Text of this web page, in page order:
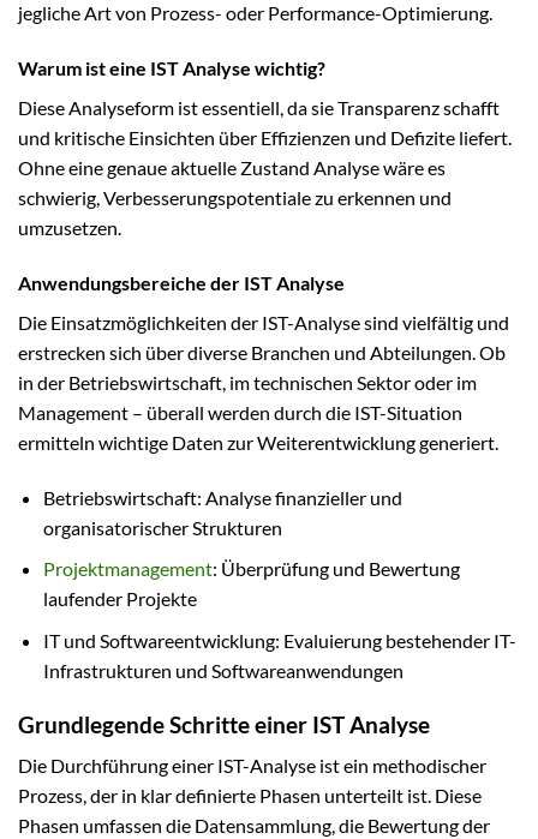
jegliche Art von Prozess- oder Performance-Optimierung.
Warum ist eine IST Analyse wichtig?
Diese Analyseform ist essentiell, da sie Transparenz schafft
und kritische Einsichten über Effizienzen und Defizite liefert.
Ohne eine genaue aktuelle Zustand Analyse wäre es
schwierig, Verbesserungspotentiale zu erkennen und
umzusetzen.
Anwendungsbereiche der IST Analyse
Die Einsatzmöglichkeiten der IST-Analyse sind vielfältig und
erstrecken sich über diverse Branchen und Abteilungen. Ob
in der Betriebswirtschaft, im technischen Sektor oder im
Management – überall werden durch die IST-Situation
ermitteln wichtige Daten zur Weiterentwicklung generiert.
Betriebswirtschaft: Analyse finanzieller und
organisatorischer Strukturen
Projektmanagement: Überprüfung und Bewertung
laufender Projekte
IT und Softwareentwicklung: Evaluierung bestehender IT-
Infrastrukturen und Softwareanwendungen
Grundlegende Schritte einer IST Analyse
Die Durchführung einer IST-Analyse ist ein methodischer
Prozess, der in klar definierte Phasen unterteilt ist. Diese
Phasen umfassen die Datensammlung, die Bewertung der